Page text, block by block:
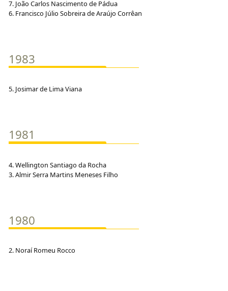
7. João Carlos Nascimento de Pádua
6. Francisco Júlio Sobreira de Araújo Corrêan
1983
5. Josimar de Lima Viana
1981
4. Wellington Santiago da Rocha
3. Almir Serra Martins Meneses Filho
1980
2. Noraí Romeu Rocco